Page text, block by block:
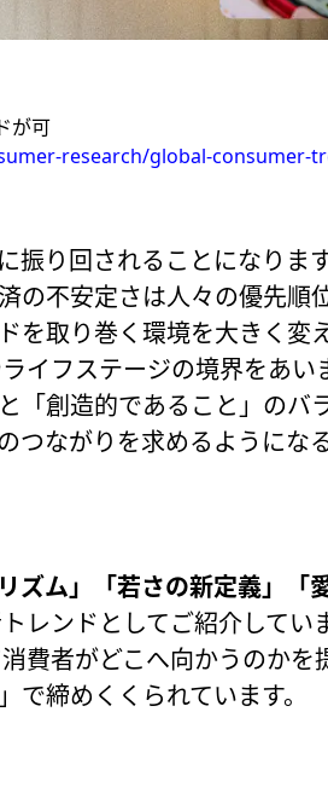
が可
research/global-consumer-
振り回されることになりま
の不安定さは人々の優先順
取り巻く環境を大きく変え
イフステージの境界をあい
「創造的であること」のバ
つながりを求めるようにな
ズム」「若さの新定義」「
レンドとしてご紹介してい
費者がどこへ向かうのかを
で締めくくられています。